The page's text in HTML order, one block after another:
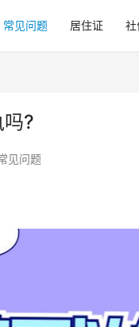
常见问题 居住证 社
?
见问题